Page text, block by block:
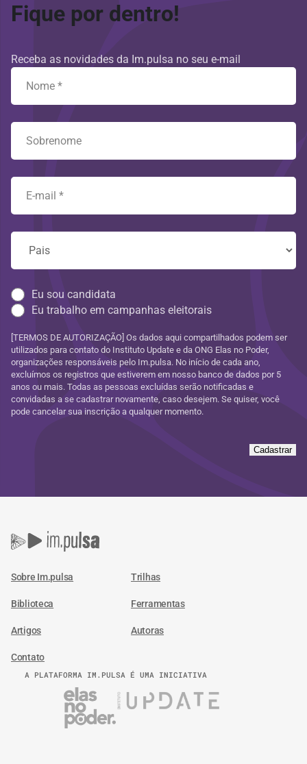
Fique por dentro!
Receba as novidades da Im.pulsa no seu e-mail
Eu sou candidata
Eu trabalho em campanhas eleitorais
[TERMOS DE AUTORIZAÇÃO] Os dados aqui compartilhados podem ser
utilizados para contato do Instituto Update e da ONG Elas no Poder,
organizações responsáveis pelo Im.pulsa. No início de cada ano,
excluímos os registros que estiverem em nosso banco de dados por 5
anos ou mais. Todas as pessoas excluídas serão notificadas e
convidadas a se cadastrar novamente, caso desejem. Se quiser, você
pode cancelar sua inscrição a qualquer momento.
Cadastrar
Sobre Im.pulsa Trilhas
Biblioteca Ferramentas
Artigos Autoras
Contato
A PLATAFORMA IM.PULSA É UMA INICIATIVA